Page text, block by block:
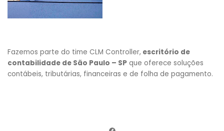
Fazemos parte do time CLM Controller, escritório de
contabilidade de São Paulo – SP que oferece soluções
contábeis, tributárias, financeiras e de folha de pagamento.